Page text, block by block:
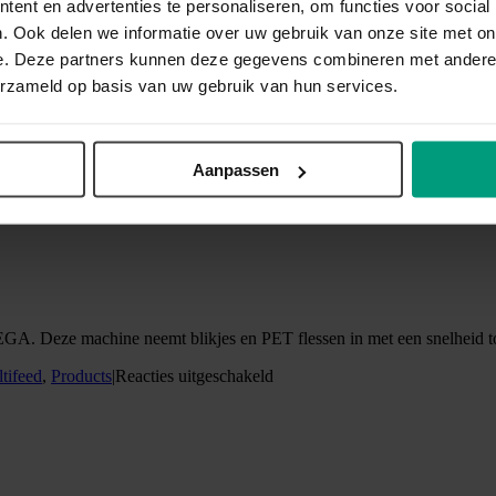
en advertenties te personaliseren, om functies voor
Ook delen we informatie over uw gebruik van onze site met
Deze partners kunnen deze gegevens combineren met
op basis van uw gebruik van hun services.
Aanpassen
, Products|Reacties uitgeschakeldvoor
RVM
Mega
ProLine+
Deze machine neemt blikjes en PET flessen in met een snelheid
, Products|Reacties uitgeschakeld